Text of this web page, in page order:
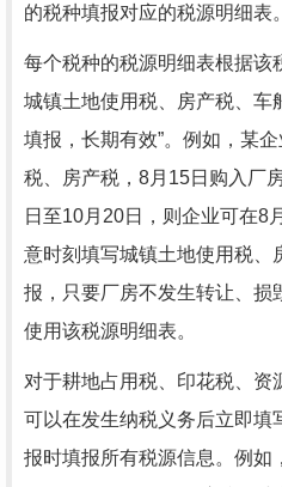
的税种填报对应的税源明细表。
每个税种的税源明细表根据该
城镇土地使用税、房产税、车
填报，长期有效”。例如，某
税、房产税，8月15日购入厂
日至10月20日，则企业可在8
意时刻填写城镇土地使用税、
报，只要厂房不发生转让、损
使用该税源明细表。
对于耕地占用税、印花税、资
可以在发生纳税义务后立即填
报时填报所有税源信息。例如